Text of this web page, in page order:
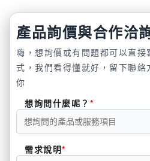
產品詢價與合作洽
嗨，想詢價或有問題都可以直
式，我們看得懂就好，留下聯絡
你
想詢問什麼呢？
需求說明